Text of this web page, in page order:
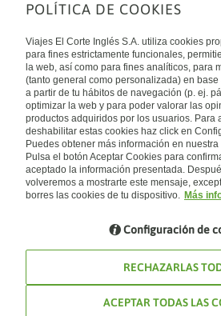
Sobre nosotros
Quiénes somos
Financiación
Sostenibilidad
Turismo accesible
Tarjeta El Corte Inglés
Trabaja con nosotros
El Corte Inglés
Canal Ético
Enlaces de interés
Guías de viaje
Catálogos
Auto check-in
Condiciones Generales
Política de privacidad
Política de cookies
Accesibilidad
Empresas/ Grupos
Internacional
España
Visita nuestro blog
Blog de Viajes el Corte inglés
POLÍTICA DE COOKIES
Viajes El Corte Inglés S.A. utiliza cookies
para fines estrictamente funcionales,
la web, así como para fines analíticos, para
(tanto general como personalizada) en
a partir de tu hábitos de navegación (p. ej.
optimizar la web y para poder valorar las
productos adquiridos por los usuarios. Para
deshabilitar estas cookies haz click en
Puedes obtener más información en
Pulsa el botón Aceptar Cookies para
aceptado la información presentada.
volveremos a mostrarte este mensaje,
borres las cookies de tu dispositivo. Más
Configuración de
RECHAZARLAS
ACEPTAR TODAS LAS